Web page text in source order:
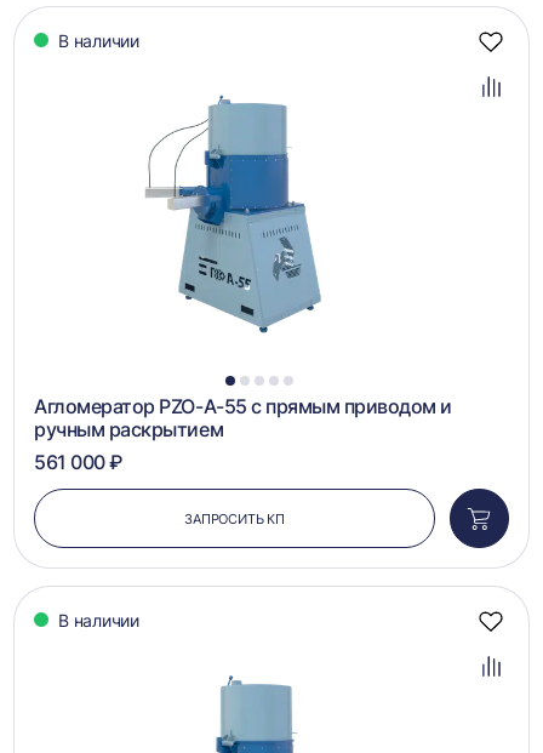
В наличии
1 2 3 4 5
Агломератор PZO-А-55 с прямым приводом и
ручным раскрытием
561 000 ₽
ЗАПРОСИТЬ КП
в
В наличии